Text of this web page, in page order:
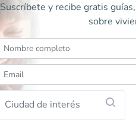
Suscríbete y recibe gratis
sobre
Ciudad de interés